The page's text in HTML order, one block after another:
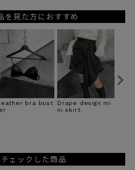
を見た方におすすめ
design asy
jacket
Sheer docking of
f shoulder one p
ェックした商品